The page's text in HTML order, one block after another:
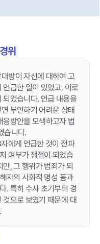
위
방이 자신에 대하여 고
급한 일이 있었고, 이로
었습니다. 언급 내용을
부인하기 어려운 상태
방안을 모색하고자 법
습니다.
에게 언급한 것이 전파
여부가 쟁점이 되었습
, 그 행위가 범죄가 되
자의 사회적 명성 등과
. 특히 수사 초기부터 경
으로 보였기 때문에 대